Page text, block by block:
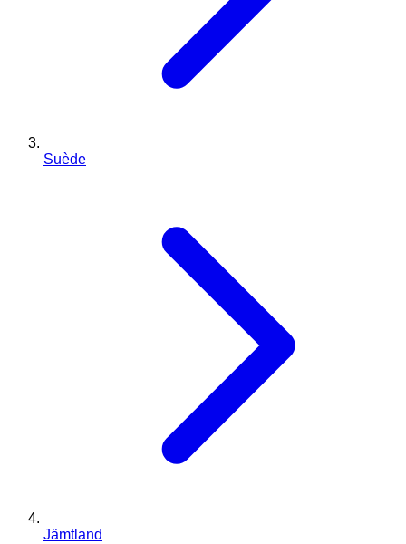
Suède
Jämtland